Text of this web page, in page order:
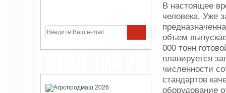
В настоящее
человека. Уже
объем
000 тонн
планируется
численности
стандартов
оборудование